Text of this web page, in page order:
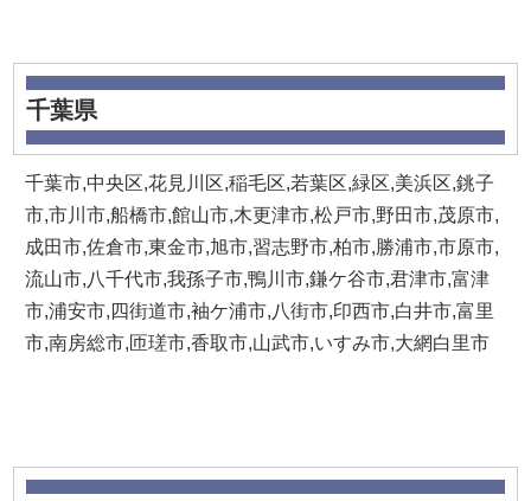
千葉県
千葉市,中央区,花見川区,稲毛区,若葉区,緑区,美浜区,銚子
市,市川市,船橋市,館山市,木更津市,松戸市,野田市,茂原市,
成田市,佐倉市,東金市,旭市,習志野市,柏市,勝浦市,市原市,
流山市,八千代市,我孫子市,鴨川市,鎌ケ谷市,君津市,富津
市,浦安市,四街道市,袖ケ浦市,八街市,印西市,白井市,富里
市,南房総市,匝瑳市,香取市,山武市,いすみ市,大網白里市